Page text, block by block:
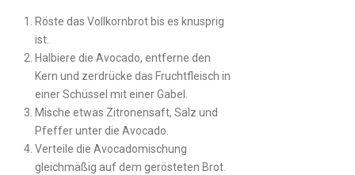
Röste das Vollkornbrot bis es knusprig
ist.
Halbiere die Avocado, entferne den
Kern und zerdrücke das Fruchtfleisch in
einer Schüssel mit einer Gabel.
Mische etwas Zitronensaft, Salz und
Pfeffer unter die Avocado.
Verteile die Avocadomischung
gleichmäßig auf dem gerösteten Brot.